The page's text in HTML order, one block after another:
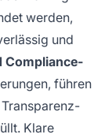
werden,
und
Compliance-
führen
Klare